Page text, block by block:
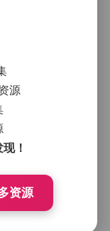
手中的贝壳。
透出的轻松与
，正好符合我
节也很有意思，
线下会微微闪
不至于太过清
，比如她赤脚
把头发轻轻撩
这些细节虽然
更具层次感，
视频，总容量约
件的细节，后
源
！
资源